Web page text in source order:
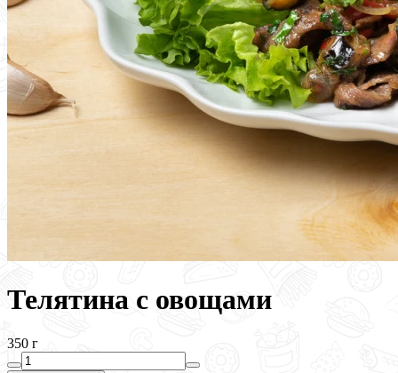
Телятина с овощами
350 г